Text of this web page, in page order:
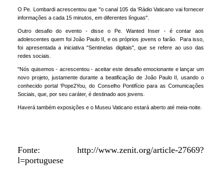
O Pe. Lombardi acrescentou que "o canal 105 da ‘Rádio Vaticano vai fornecer
informações a cada 15 minutos, em diferentes línguas".
Outro desafio do evento - disse o Pe. Wanted Inser - é contar aos
adolescentes quem foi João Paulo II, e os próprios jovens o farão. Para isso,
foi apresentada a iniciativa "Sentinelas digitais", que se refere ao uso das
redes sociais.
"Nós quisemos - acrescentou - aceitar este desafio emocionante e lançar um
novo projeto, justamente durante a beatificação de João Paulo II, usando o
conhecido portal ‘Pope2You, do Conselho Pontifício para as Comunicações
Sociais, que, por seu caráter, é destinado aos jovens.
Haverá também exposições e o Museu Vaticano estará aberto até meia-noite.
Fonte: http://www.zenit.org/article-27669?
l=portuguese